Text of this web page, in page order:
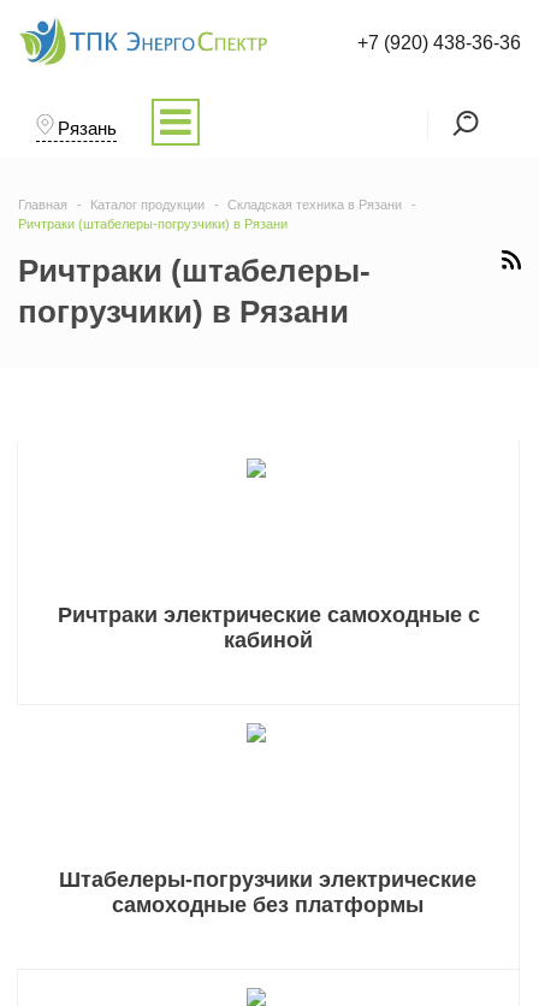
Рязань
+7 (920) 438-36-36
Главная Каталог продукции
Складская техника в Рязани
Ричтраки (штабелеры-погрузчики) в Рязани
Ричтраки (штабелеры-
погрузчики) в Рязани
Ричтраки электрические самоходные с
кабиной
Штабелеры-погрузчики электрические
самоходные без платформы